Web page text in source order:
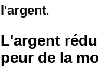
l'argent.
L'argent
peur de la